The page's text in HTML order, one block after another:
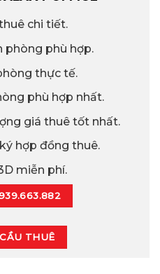
chi tiết.
phòng phù hợp.
thực tế.
phù hợp nhất.
giá thuê tốt nhất.
hợp đồng thuê.
miễn phí.
THUÊ